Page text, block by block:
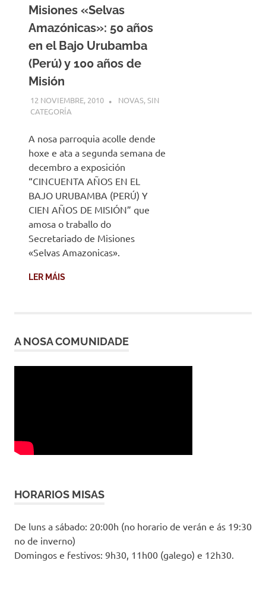
Misiones «Selvas
Amazónicas»: 50 años
en el Bajo Urubamba
(Perú) y 100 años de
Misión
12 NOVIEMBRE, 2010 DESARROLLO
NOVAS,SIN
CATEGORÍA
A nosa parroquia acolle dende
hoxe e ata a segunda semana de
decembro a exposición
“CINCUENTA AÑOS EN EL
BAJO URUBAMBA (PERÚ) Y
CIEN AÑOS DE MISIÓN” que
amosa o traballo do
Secretariado de Misiones
«Selvas Amazonicas».
LER MÁIS
A NOSA COMUNIDADE
HORARIOS MISAS
De luns a sábado: 20:00h (no horario de verán e ás 19:30
no de inverno)
Domingos e festivos: 9h30, 11h00 (galego) e 12h30.